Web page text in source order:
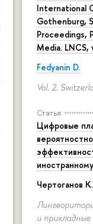
International
Gothenburg,
Proceedings,
Media.
Fedyanin D.
Vol. 2.
Статья
Цифровые
иностранному
Чертоганов
и